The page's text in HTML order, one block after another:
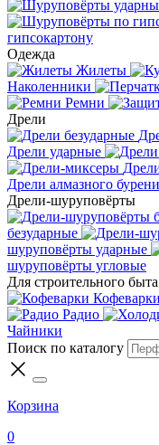
гипсокартону
Одежда
Жилеты
Наколенники
Ремни
Дрели
Дрели ударные
Дрели алмазного
Дрели-шуруповёрты
безударные
шуруповёрты ударные
шуруповёрты угловые
Для строительного быта
Кофеварки
Радио
Чайники
Поиск по каталогу
Корзина
0